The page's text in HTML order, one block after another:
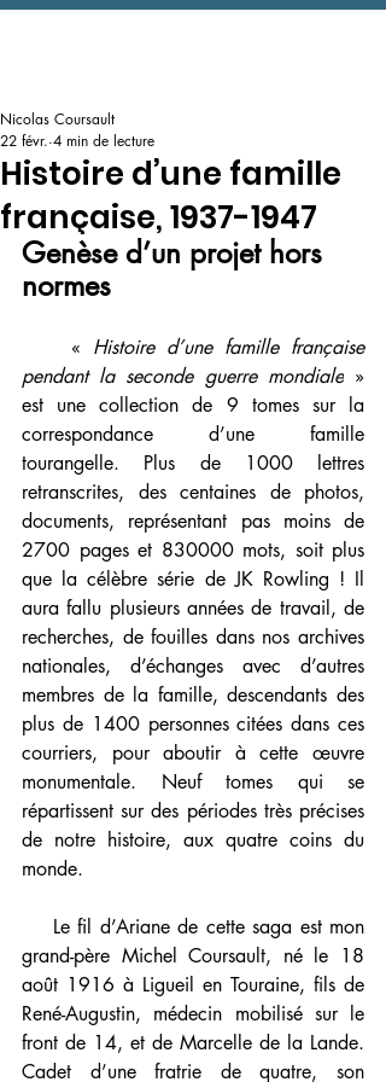
Histoire d’une famille
française, 1937-1947
Nicolas Coursault
22 févr. 4 min de lecture
Genèse d’un projet hors
normes
« Histoire d’une famille française
pendant la seconde guerre mondiale »
est une collection de 9 tomes sur la
correspondance d’une famille
tourangelle. Plus de 1000 lettres
retranscrites, des centaines de photos,
documents, représentant pas moins de
2700 pages et 830000 mots, soit plus
que la célèbre série de JK Rowling ! Il
aura fallu plusieurs années de travail, de
recherches, de fouilles dans nos archives
nationales, d’échanges avec d’autres
membres de la famille, descendants des
plus de 1400 personnes citées dans ces
courriers, pour aboutir à cette œuvre
monumentale. Neuf tomes qui se
répartissent sur des périodes très précises
de notre histoire, aux quatre coins du
monde.
Le fil d’Ariane de cette saga est mon
grand-père Michel Coursault, né le 18
août 1916 à Ligueil en Touraine, fils de
René-Augustin, médecin mobilisé sur le
front de 14, et de Marcelle de la Lande.
Cadet d’une fratrie de quatre, son